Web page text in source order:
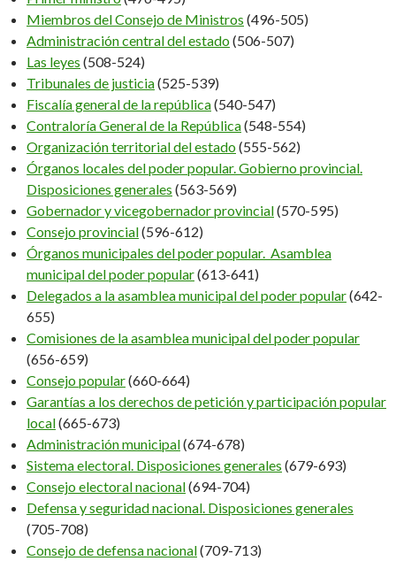
Miembros del Consejo de Ministros (496-505)
Administración central del estado(506-507)
Las leyes (508-524)
Tribunales de justicia(525-539)
Fiscalía general de la república(540-547)
Contraloría General de la República(548-554)
Organización territorial del estado(555-562)
Órganos locales del poder popular. Gobierno provincial.
Disposiciones generales (563-569)
Gobernador y vicegobernador provincial(570-595)
Consejo provincial(596-612)
Órganos municipales del poder popular. Asamblea
municipal del poder popular(613-641)
Delegados a la asamblea municipal del poder popular(642-
655)
Comisiones de la asamblea municipal del poder popular
(656-659)
Consejo popular(660-664)
Garantías a los derechos de petición y participación popular
local(665-673)
Administración municipal(674-678)
Sistema electoral. Disposiciones generales (679-693)
Consejo electoral nacional(694-704)
Defensa y seguridad nacional. Disposiciones generales
(705-708)
Consejo de defensa nacional(709-713)